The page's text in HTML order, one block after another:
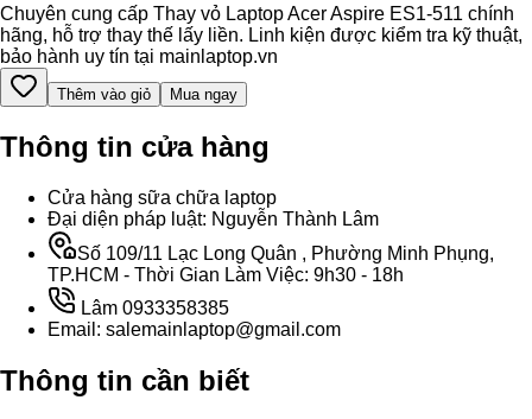
Chuyên cung cấp Thay vỏ Laptop Acer Aspire ES1-511 chính
hãng, hỗ trợ thay thế lấy liền. Linh kiện được kiểm tra kỹ thuật,
bảo hành uy tín tại mainlaptop.vn
Thêm vào giỏ Mua ngay
Thông tin cửa hàng
Cửa hàng sữa chữa laptop
Đại diện pháp luật: Nguyễn Thành Lâm
Số 109/11 Lạc Long Quân , Phường Minh Phụng,
TP.HCM - Thời Gian Làm Việc: 9h30 - 18h
Lâm 0933358385
Email: salemainlaptop@gmail.com
Thông tin cần biết